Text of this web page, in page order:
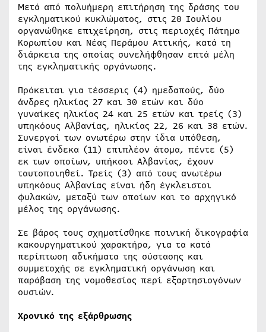
Μετά από πολυήμερη επιτήρηση της δράσης του
εγκληματικού κυκλώματος, στις 20 Ιουλίου
οργανώθηκε επιχείρηση, στις περιοχές Πάτημα
Κορωπίου και Νέας Περάμου Αττικής, κατά τη
διάρκεια της οποίας συνελήφθησαν επτά μέλη
της εγκληματικής οργάνωσης.
Πρόκειται για τέσσερις (4) ημεδαπούς, δύο
άνδρες ηλικίας 27 και 30 ετών και δύο
γυναίκες ηλικίας 24 και 25 ετών και τρείς (3)
υπηκόους Αλβανίας, ηλικίας 22, 26 και 38 ετών.
Συνεργοί των ανωτέρω στην ίδια υπόθεση,
είναι ένδεκα (11) επιπλέον άτομα, πέντε (5)
εκ των οποίων, υπήκοοι Αλβανίας, έχουν
ταυτοποιηθεί. Τρείς (3) από τους ανωτέρω
υπηκόους Αλβανίας είναι ήδη έγκλειστοι
φυλακών, μεταξύ των οποίων και το αρχηγικό
μέλος της οργάνωσης.
Σε βάρος τους σχηματίσθηκε ποινική δικογραφία
κακουργηματικού χαρακτήρα, για τα κατά
περίπτωση αδικήματα της σύστασης και
συμμετοχής σε εγκληματική οργάνωση και
παράβαση της νομοθεσίας περί εξαρτησιογόνων
ουσιών.
Χρονικό της εξάρθρωσης